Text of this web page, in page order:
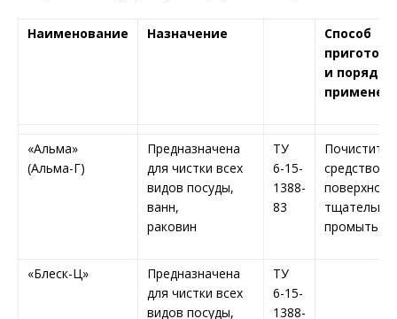
Наименование Назначение
Способ
и порядок
«Альма»
(Альма-Г)
Предназначена
для чистки всех
видов посуды,
ванн,
раковин
ТУ
6-15-
1388-
83
Почистить
средством
тщательно
промыть
«Блеск-Ц»
Предназначена
для чистки всех
видов посуды,
ТУ
6-15-
1388-